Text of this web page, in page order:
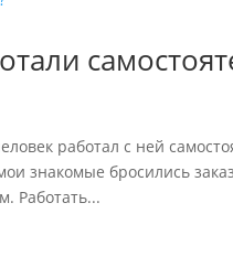
работал с ней
знакомые бросились
Работать...